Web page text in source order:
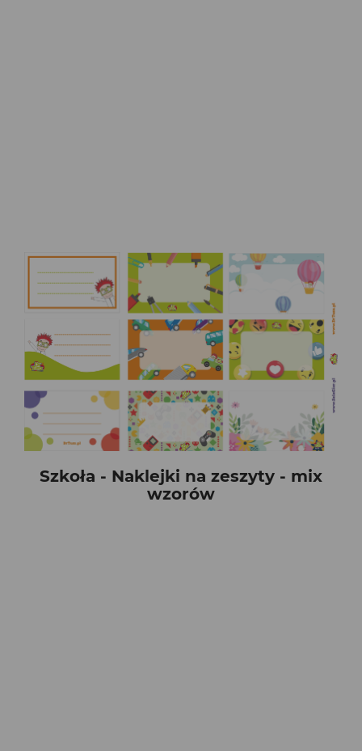
Szkoła - Naklejki na zeszyty - mix
wzorów